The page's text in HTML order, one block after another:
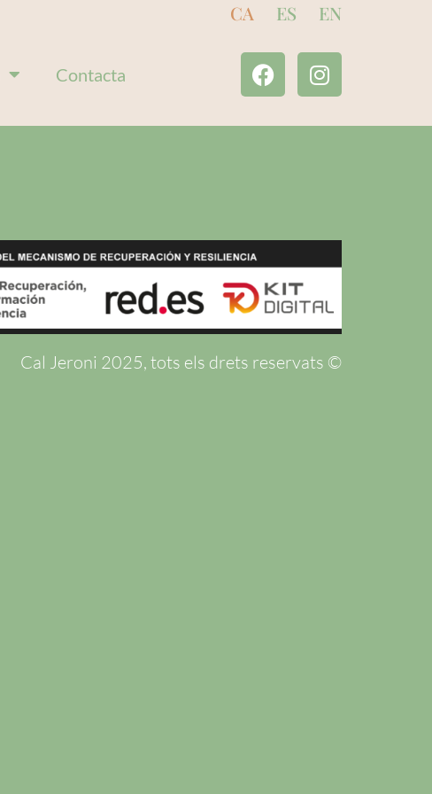
CA ES EN
Contacta
Cal Jeroni 2025, tots els drets reservats ©